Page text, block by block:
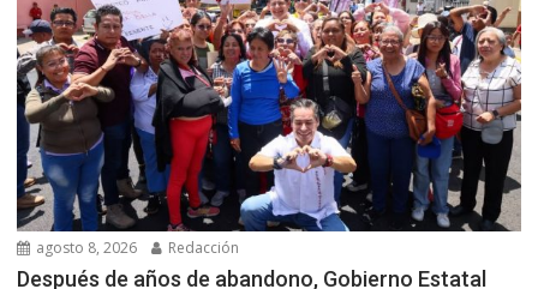
agosto 8, 2026 Redacción
Después de años de abandono, Gobierno Estatal